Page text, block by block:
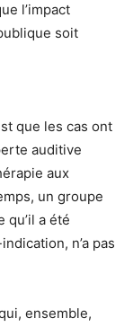
l’impact
soit
que les cas ont
auditive
aux
un groupe
qu’il a été
n’a pas
ensemble,